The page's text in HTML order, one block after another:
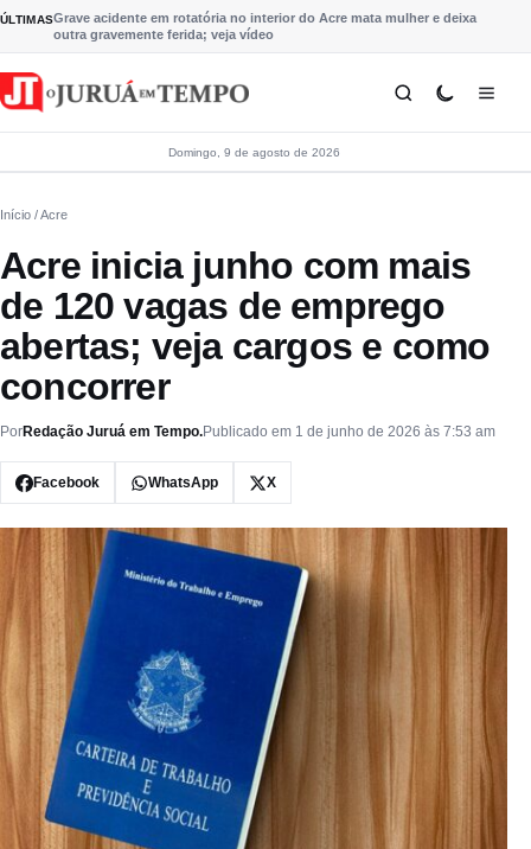
Pular para o conteúdo
ÚLTIMASGrave acidente em rotatória no interior do Acre mata mulher e deixa
outra gravemente ferida; veja vídeo
Domingo, 9 de agosto de 2026
Início / Acre
Acre inicia junho com mais
de 120 vagas de emprego
abertas; veja cargos e como
concorrer
PorRedação Juruá em Tempo.Publicado em 1 de junho de 2026 às 7:53 am
Facebook WhatsApp X